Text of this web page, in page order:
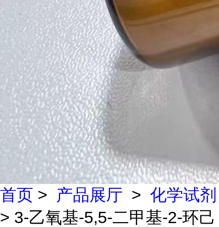
首页 > 产品展厅 > 化学试剂
> 3-乙氧基-5,5-二甲基-2-环己